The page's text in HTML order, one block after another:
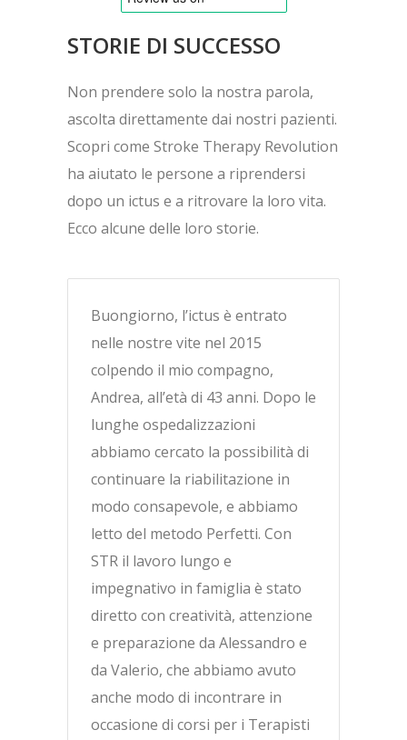
STORIE DI SUCCESSO
Non prendere solo la nostra parola,
ascolta direttamente dai nostri pazienti.
Scopri come Stroke Therapy Revolution
ha aiutato le persone a riprendersi
dopo un ictus e a ritrovare la loro vita.
Ecco alcune delle loro storie.
Buongiorno, l’ictus è entrato
nelle nostre vite nel 2015
colpendo il mio compagno,
Andrea, all’età di 43 anni. Dopo le
lunghe ospedalizzazioni
abbiamo cercato la possibilità di
continuare la riabilitazione in
modo consapevole, e abbiamo
letto del metodo Perfetti. Con
STR il lavoro lungo e
impegnativo in famiglia è stato
diretto con creatività, attenzione
e preparazione da Alessandro e
da Valerio, che abbiamo avuto
anche modo di incontrare in
occasione di corsi per i Terapisti